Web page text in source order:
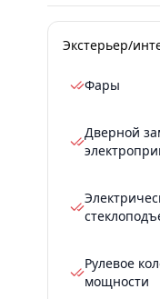
Экстерьер/
Фары
Дверной
Рулевое
мощности